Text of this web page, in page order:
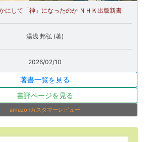
にして「神」になったのか ＮＨＫ出版新書
湯浅 邦弘 (著)
2026/02/10
著書一覧を見る
書評ページを見る
amazonカスタマーレビュー